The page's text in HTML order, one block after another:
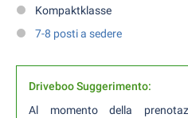
Kompaktklasse
7-8 posti a sedere
Driveboo Suggerimento:
Al momento della